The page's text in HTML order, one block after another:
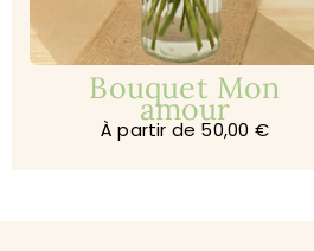
Bouquet Mon
amour
À partir de 50,00 €